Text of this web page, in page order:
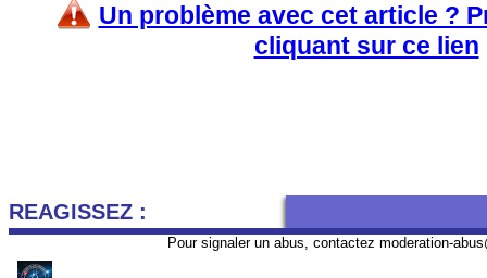
Un problème avec cet article ?
cliquant sur ce lien
REAGISSEZ :
Pour signaler un abus, contactez moderation-